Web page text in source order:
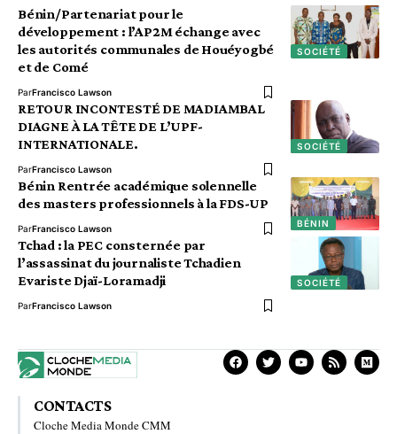
SOCIÉTÉ
Bénin/Partenariat pour le
développement : l’AP2M échange avec
les autorités communales de Houéyogbé
et de Comé
ParFrancisco Lawson
SOCIÉTÉ
RETOUR INCONTESTÉ DE MADIAMBAL
DIAGNE À LA TÊTE DE L’UPF-
INTERNATIONALE.
ParFrancisco Lawson
BÉNIN
Bénin Rentrée académique solennelle
des masters professionnels à la FDS-UP
ParFrancisco Lawson
SOCIÉTÉ
Tchad : la PEC consternée par
l’assassinat du journaliste Tchadien
Evariste Djaï-Loramadji
ParFrancisco Lawson
CONTACTS
Cloche Media Monde CMM